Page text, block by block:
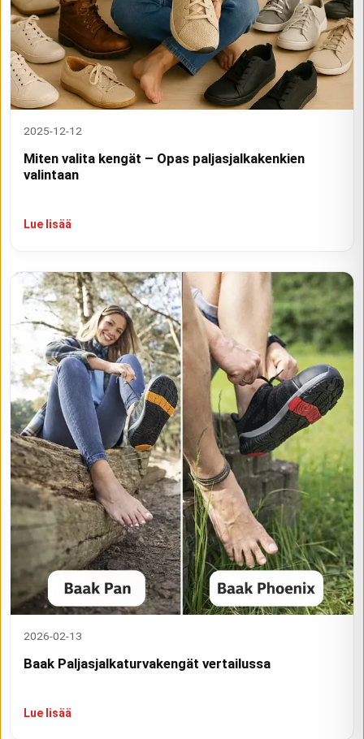
2025-12-12
Miten valita kengät – Opas paljasjalkakenkien
valintaan
Lue lisää
2026-02-13
Baak Paljasjalkaturvakengät vertailussa
Lue lisää